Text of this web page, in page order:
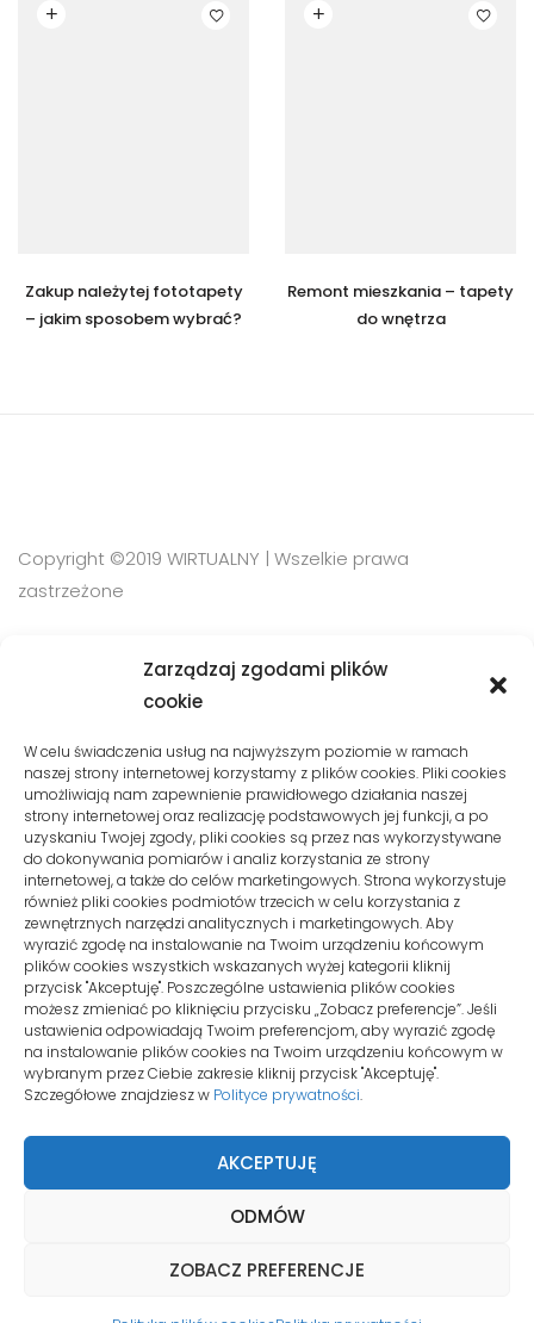
Zarządzaj zgodami plików
cookie
W celu świadczenia usług na najwyższym poziomie w ramach
naszej strony internetowej korzystamy z plików cookies. Pliki cookies
umożliwiają nam zapewnienie prawidłowego działania naszej
strony internetowej oraz realizację podstawowych jej funkcji, a po
uzyskaniu Twojej zgody, pliki cookies są przez nas wykorzystywane
do dokonywania pomiarów i analiz korzystania ze strony
internetowej, a także do celów marketingowych. Strona wykorzystuje
również pliki cookies podmiotów trzecich w celu korzystania z
zewnętrznych narzędzi analitycznych i marketingowych. Aby
wyrazić zgodę na instalowanie na Twoim urządzeniu końcowym
plików cookies wszystkich wskazanych wyżej kategorii kliknij
przycisk "Akceptuję". Poszczególne ustawienia plików cookies
możesz zmieniać po kliknięciu przycisku „Zobacz preferencje”. Jeśli
ustawienia odpowiadają Twoim preferencjom, aby wyrazić zgodę
na instalowanie plików cookies na Twoim urządzeniu końcowym w
wybranym przez Ciebie zakresie kliknij przycisk "Akceptuję".
Szczegółowe znajdziesz w Polityce prywatności.
AKCEPTUJĘ
ODMÓW
ZOBACZ PREFERENCJE
Zakup należytej fototapety
– jakim sposobem wybrać?
Czytaj dalej
Remont mieszkania – tapety
do wnętrza
Czytaj dalej
Copyright ©2019 WIRTUALNY | Wszelkie prawa
zastrzeżone
SZYBKI KONTAKT
Phone:
+48 510 10 08 120
Email:kontakt@wirtualnymysliborz.pl
SIEDZIBA
ul. Konwaliowa 255C/2
62-069 Palędzie
Moje konto